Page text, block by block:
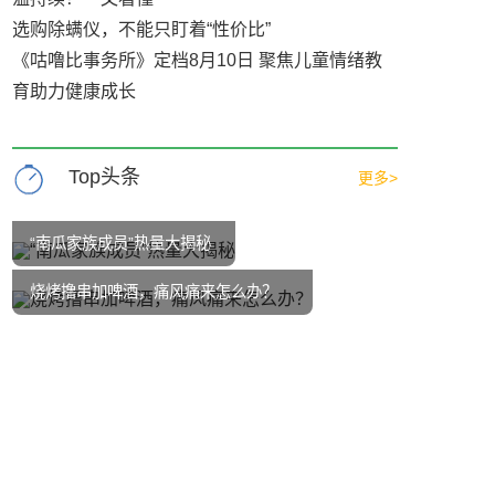
选购除螨仪，不能只盯着“性价比”
《咕噜比事务所》定档8月10日 聚焦儿童情绪教
育助力健康成长
Top头条 更多>
“南瓜家族成员”热量大揭秘
烧烤撸串加啤酒，痛风痛来怎么办？